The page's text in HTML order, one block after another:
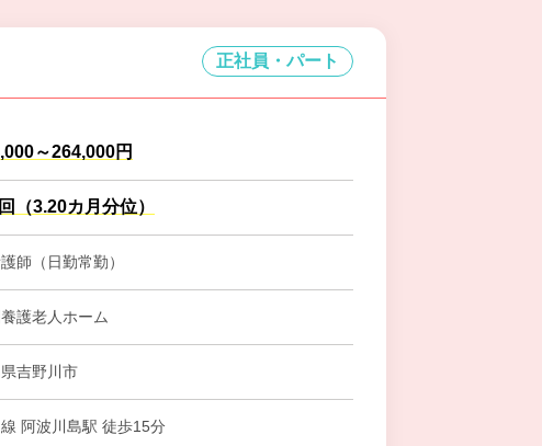
正社員・パート
～264,000円
（3.20カ月分位）
師（日勤常勤）
護老人ホーム
吉野川市
阿波川島駅 徒歩15分